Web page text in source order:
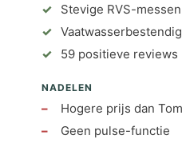
Stevige RVS-messen
59 positieve reviews
NADELEN
Hogere prijs dan
Geen pulse-functie